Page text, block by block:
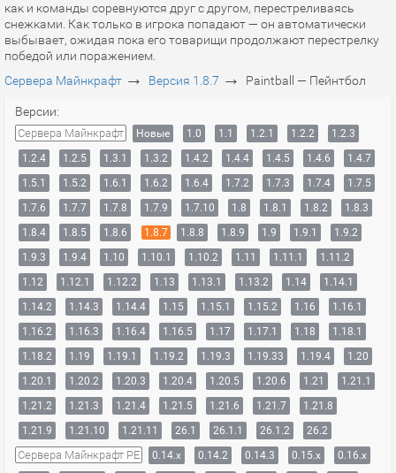
как и команды соревнуются друг с другом, перестреливаясь
снежками. Как только в игрока попадают — он автоматически
выбывает, ожидая пока его товарищи продолжают перестрелку
победой или поражением.
Сервера Майнкрафт → Версия 1.8.7 → Paintball — Пейнтбол
Версии:
Сервера Майнкрафт Новые 1.0 1.1 1.2.1 1.2.2
1.2.3
1.2.4
1.2.5 1.3.1 1.3.2 1.4.2 1.4.4 1.4.5 1.4.6
1.4.7
1.5.1
1.5.2 1.6.1 1.6.2 1.6.4 1.7.2 1.7.3 1.7.4
1.7.5
1.7.6
1.7.7 1.7.8 1.7.9 1.7.10 1.8 1.8.1 1.8.2
1.8.3
1.8.4
1.8.5 1.8.6 1.8.7 1.8.8 1.8.9 1.9 1.9.1
1.9.2
1.9.3
1.9.4 1.10 1.10.1 1.10.2 1.11 1.11.1
1.11.2
1.12
1.12.1 1.12.2 1.13 1.13.1 1.13.2 1.14
1.14.1
1.14.2
1.14.3 1.14.4 1.15 1.15.1 1.15.2 1.16
1.16.1
1.16.2
1.16.3 1.16.4 1.16.5 1.17 1.17.1 1.18
1.18.1
1.18.2
1.19 1.19.1 1.19.2 1.19.3 1.19.33 1.19.4
1.20
1.20.1
1.20.2 1.20.3 1.20.4 1.20.5 1.20.6 1.21
1.21.1
1.21.2
1.21.3 1.21.4 1.21.5 1.21.6 1.21.7
1.21.8
1.21.9
1.21.10 1.21.11 26.1 26.1.1 26.1.2 26.2
Сервера Майнкрафт PE 0.14.x 0.14.2 0.14.3 0.15.x
0.16.x